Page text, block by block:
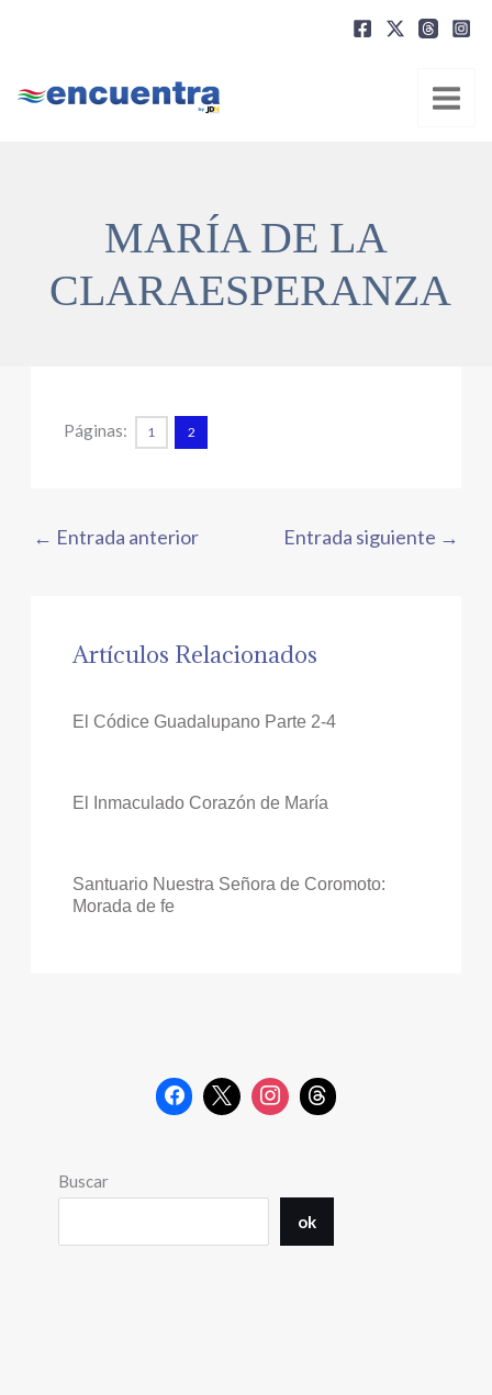
MARÍA DE LA
CLARAESPERANZA
Páginas: 1 2
← Entrada anterior Entrada siguiente →
Artículos Relacionados
El Códice Guadalupano Parte 2-4
El Inmaculado Corazón de María
Santuario Nuestra Señora de Coromoto:
Morada de fe
Buscar
ok